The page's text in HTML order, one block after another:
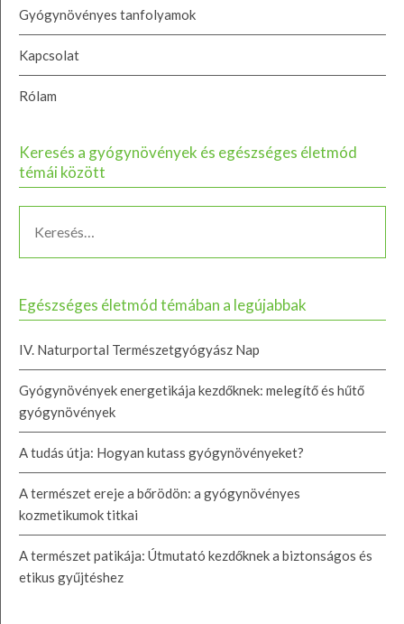
Gyógynövényes tanfolyamok
Kapcsolat
Rólam
Keresés a gyógynövények és egészséges életmód
témái között
Egészséges életmód témában a legújabbak
IV. Naturportal Természetgyógyász Nap
Gyógynövények energetikája kezdőknek: melegítő és hűtő
gyógynövények
A tudás útja: Hogyan kutass gyógynövényeket?
A természet ereje a bőrödön: a gyógynövényes
kozmetikumok titkai
A természet patikája: Útmutató kezdőknek a biztonságos és
etikus gyűjtéshez